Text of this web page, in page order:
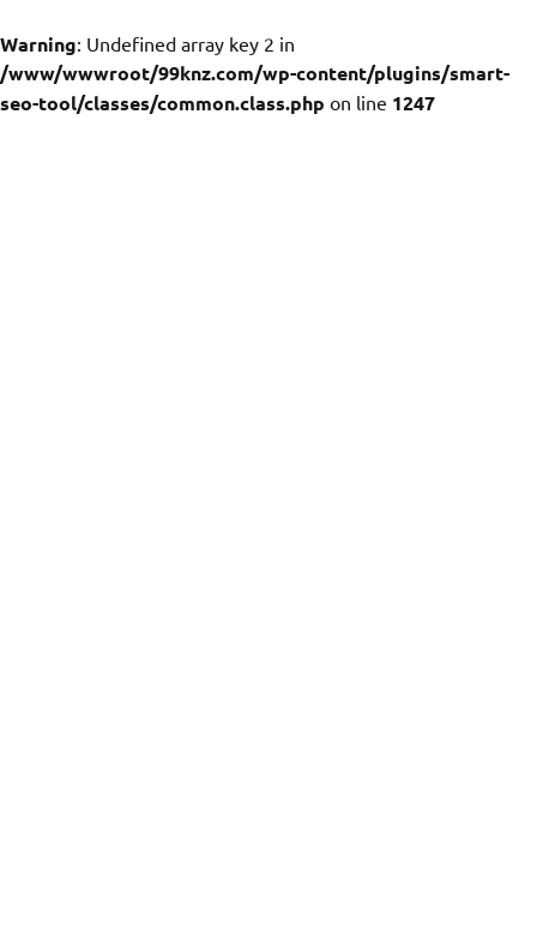
Warning: Undefined array key 2 in
/www/wwwroot/99knz.com/wp-content/plugins/smart-
seo-tool/classes/common.class.php on line 1247